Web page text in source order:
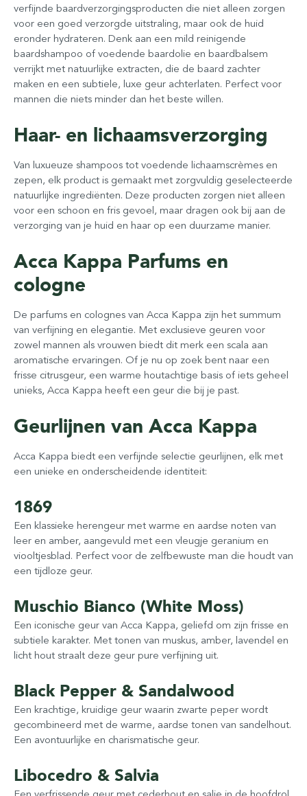
verfijnde baardverzorgingsproducten die niet alleen zorgen
voor een goed verzorgde uitstraling, maar ook de huid
eronder hydrateren. Denk aan een mild reinigende
baardshampoo of voedende baardolie en baardbalsem
verrijkt met natuurlijke extracten, die de baard zachter
maken en een subtiele, luxe geur achterlaten. Perfect voor
mannen die niets minder dan het beste willen.
Haar- en lichaamsverzorging
Van luxueuze shampoos tot voedende lichaamscrèmes en
zepen, elk product is gemaakt met zorgvuldig geselecteerde
natuurlijke ingrediënten. Deze producten zorgen niet alleen
voor een schoon en fris gevoel, maar dragen ook bij aan de
verzorging van je huid en haar op een duurzame manier.
Acca Kappa Parfums en
cologne
De parfums en colognes van Acca Kappa zijn het summum
van verfijning en elegantie. Met exclusieve geuren voor
zowel mannen als vrouwen biedt dit merk een scala aan
aromatische ervaringen. Of je nu op zoek bent naar een
frisse citrusgeur, een warme houtachtige basis of iets geheel
unieks, Acca Kappa heeft een geur die bij je past.
Geurlijnen van Acca Kappa
Acca Kappa biedt een verfijnde selectie geurlijnen, elk met
een unieke en onderscheidende identiteit:
1869
Een klassieke herengeur met warme en aardse noten van
leer en amber, aangevuld met een vleugje geranium en
viooltjesblad. Perfect voor de zelfbewuste man die houdt van
een tijdloze geur.
Muschio Bianco (White Moss)
Een iconische geur van Acca Kappa, geliefd om zijn frisse en
subtiele karakter. Met tonen van muskus, amber, lavendel en
licht hout straalt deze geur pure verfijning uit.
Black Pepper & Sandalwood
Een krachtige, kruidige geur waarin zwarte peper wordt
gecombineerd met de warme, aardse tonen van sandelhout.
Een avontuurlijke en charismatische geur.
Libocedro & Salvia